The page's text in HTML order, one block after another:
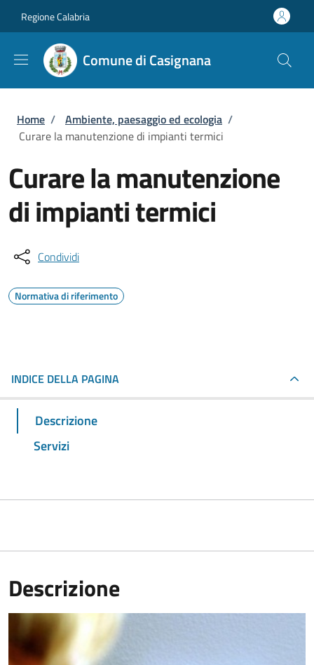
Regione Calabria
Comune di Casignana
Briciole di pane
Home / Ambiente, paesaggio ed ecologia /
Curare la manutenzione di impianti termici
Curare la manutenzione
di impianti termici
Condividi
Normativa di riferimento
INDICE DELLA PAGINA
Descrizione
Servizi
Descrizione